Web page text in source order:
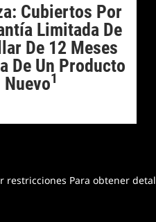
Cubiertos Por
Limitada De
De 12 Meses
De Un Producto
Nuevo1
Para obtener